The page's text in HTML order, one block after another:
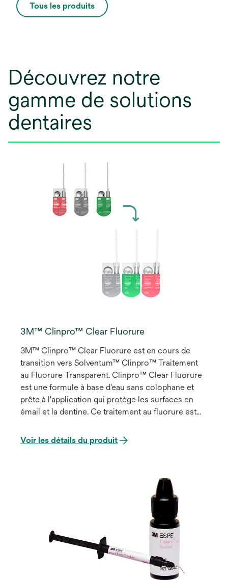
Tous les produits
Découvrez notre
gamme de solutions
dentaires
3M™ Clinpro™ Clear Fluorure
3M™ Clinpro™ Clear Fluorure est en cours de
transition vers Solventum™ Clinpro™ Traitement
au Fluorure Transparent. Clinpro™ Clear Fluorure
est une formule à base d'eau sans colophane et
prête à l'application qui protège les surfaces en
émail et la dentine. Ce traitement au fluorure est
absorption efficace du fluorure avec un temps de
contact minimum de 15 minutes seulement, un
Voir les détails du produit